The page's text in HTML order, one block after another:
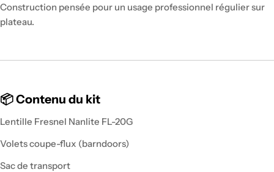
Construction pensée pour un usage professionnel régulier sur
plateau.
📦 Contenu du kit
Lentille Fresnel Nanlite FL-20G
Volets coupe-flux (barndoors)
Sac de transport